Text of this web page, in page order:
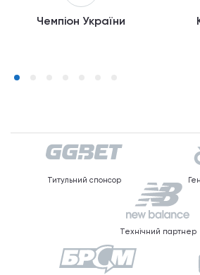
Чемпіон України
Титульний спонсор
Технічний партнер